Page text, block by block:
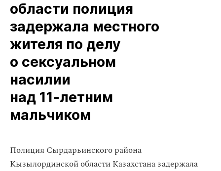
области полиция
задержала местного
жителя по делу
о сексуальном
насилии
над 11‑летним
мальчиком
Полиция Сырдарьинского района
Кызылординской области Казахстана задержала